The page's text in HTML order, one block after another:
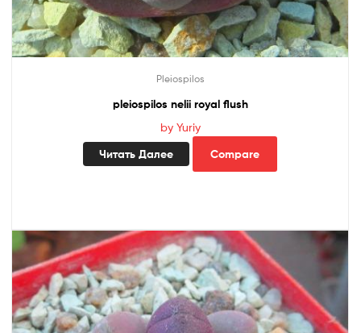
Pleiospilos
pleiospilos nelii royal flush
by Yuriy
Читать Далее Compare